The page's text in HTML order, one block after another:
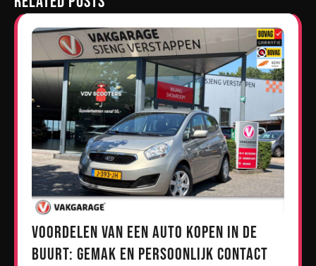
Voordelen van een Auto Kopen in de
Buurt: Gemak en Persoonlijk Contact